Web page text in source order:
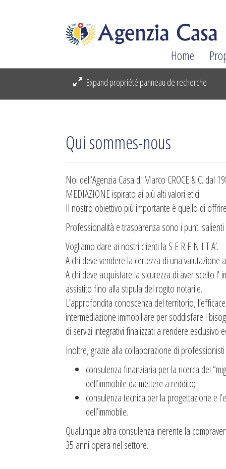
Home
Expand propriété panneau de recherche
Qui sommes-nous
Noi dell’Agenzia Casa di Marco CROCE & C. dal
MEDIAZIONE ispirato ai più alti valori etici.
Il nostro obiettivo più importante è quello di
Professionalità e trasparenza sono i punti
Vogliamo dare ai nostri clienti la S E R E N I T A’.
A chi deve vendere la certezza di una valutazione
A chi deve acquistare la sicurezza di aver scelto
assistito fino alla stipula del rogito notarile.
L’approfondita conoscenza del territorio,
intermediazione immobiliare per soddisfare i
di servizi integrativi finalizzati a rendere esclusivo
Inoltre, grazie alla collaborazione di
consulenza finanziaria per la ricerca del
dell’immobile da mettere a reddito;
consulenza tecnica per la progettazione e
dell’immobile.
Qualunque altra consulenza inerente la
35 anni opera nel settore.